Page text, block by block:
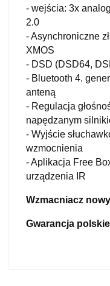
- wejścia: 3x
2.0
- Asynchroniczne
XMOS
- DSD (DSD64,
- Bluetooth 4.
anteną
- Regulacja
napędzanym
- Wyjście
wzmocnienia
- Aplikacja Free
urządzenia IR
Wzmacniacz nowy
Gwarancja